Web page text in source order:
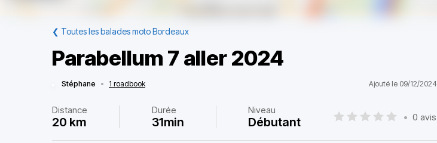
❮ Toutes les balades moto Bordeaux
Parabellum 7 aller 2024
Stéphane • 1 roadbook Ajouté le 09/12/2024
Distance
20 km
Durée
31min
Niveau
Débutant • 0 avis